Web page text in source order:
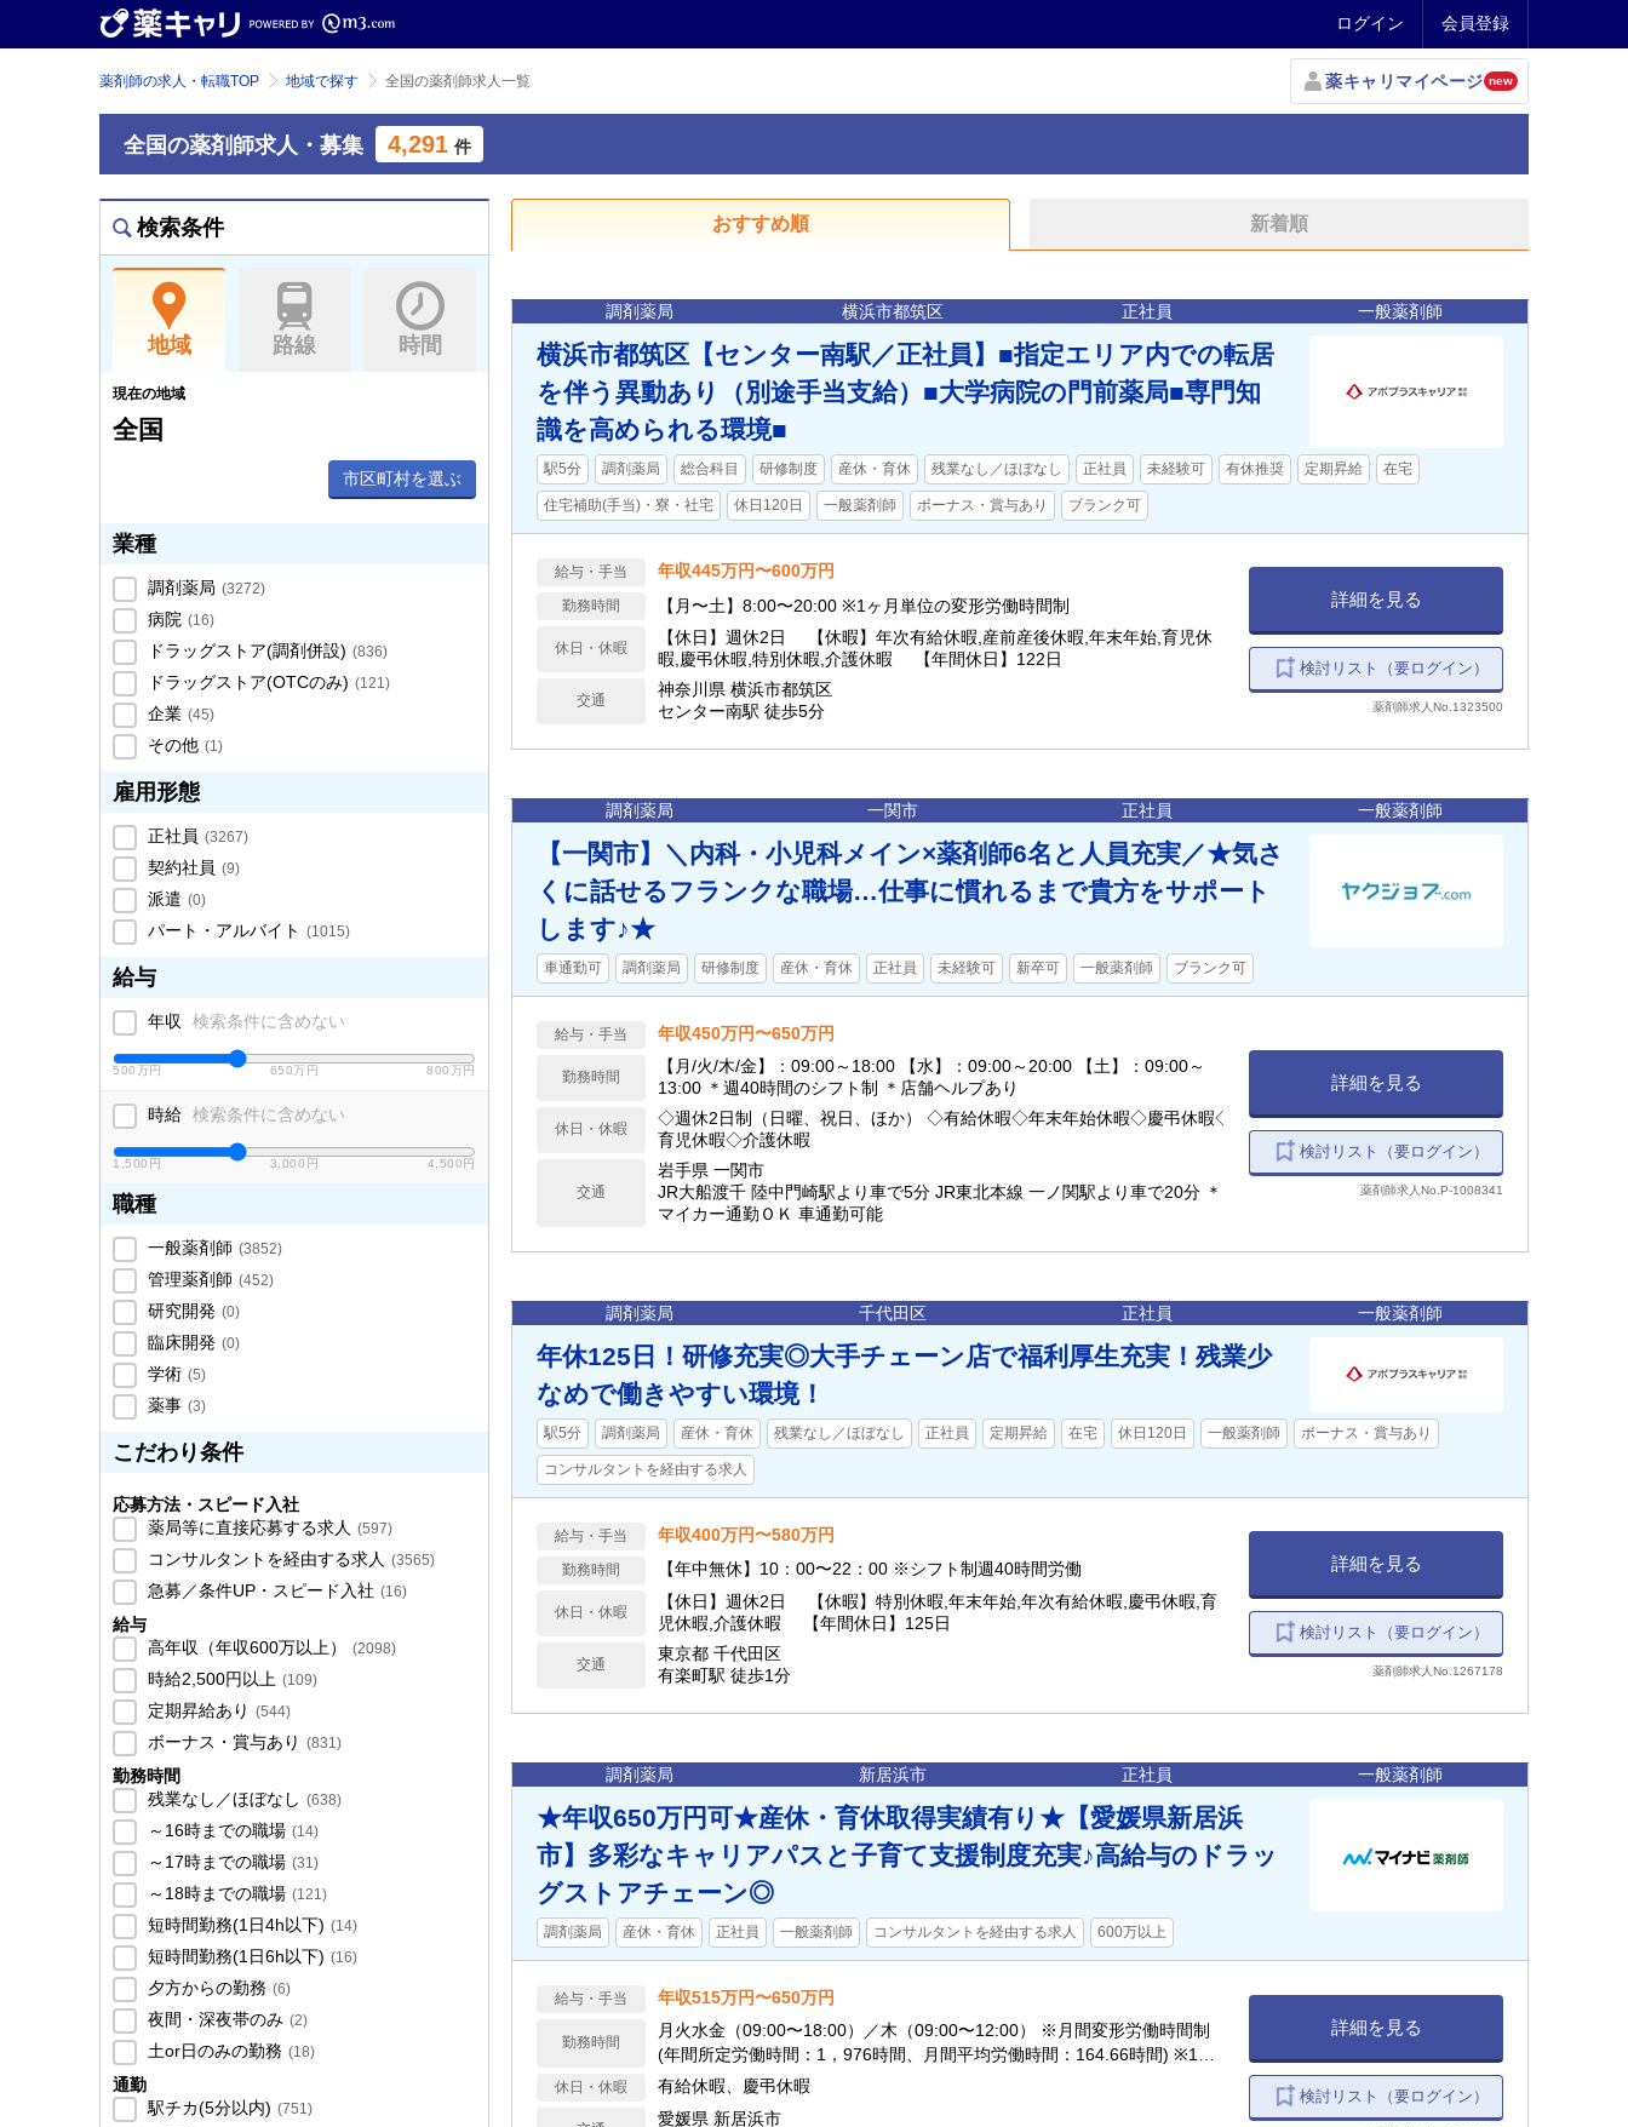
ログイン 会員登録
薬剤師の求人・転職TOP 地域で探す 全国の薬剤師求人一覧 薬キャリマイページ new
全国の薬剤師求人・募集 4,291 件
検索条件
地域 路線 時間
現在の地域
全国
市区町村を選ぶ
業種
調剤薬局 (3272)
病院 (16)
ドラッグストア(調剤併設) (836)
ドラッグストア(OTCのみ) (121)
企業 (45)
その他 (1)
雇用形態
正社員 (3267)
契約社員 (9)
派遣 (0)
パート・アルバイト (1015)
給与
年収 検索条件に含めない
500万円 650万円 800万円
時給 検索条件に含めない
1,500円 3,000円 4,500円
職種
一般薬剤師 (3852)
管理薬剤師 (452)
研究開発 (0)
臨床開発 (0)
学術 (5)
薬事 (3)
こだわり条件
応募方法・スピード入社
薬局等に直接応募する求人 (597)
コンサルタントを経由する求人 (3565)
急募／条件UP・スピード入社 (16)
給与
高年収（年収600万以上）
(2098)
時給2,500円以上 (109)
定期昇給あり (544)
ボーナス・賞与あり (831)
勤務時間
残業なし／ほぼなし (638)
～16時までの職場 (14)
～17時までの職場 (31)
～18時までの職場 (121)
短時間勤務(1日4h以下) (14)
短時間勤務(1日6h以下) (16)
夕方からの勤務 (6)
夜間・深夜帯のみ (2)
土or日のみの勤務 (18)
通勤
駅チカ(5分以内) (751)
おすすめ順 新着順
調剤薬局 横浜市都筑区 正社員 一般薬剤師
横浜市都筑区【センター南駅／正社員】■指定エリア内での転居
を伴う異動あり（別途手当支給）■大学病院の門前薬局■専門知
識を高められる環境■
駅5分 調剤薬局 総合科目 研修制度 産休・育休 残業なし／ほぼなし 正社員 未経験可 有休推奨 定期昇給 在宅
住宅補助(手当)・寮・社宅 休日120日 一般薬剤師 ボーナス・賞与あり ブランク可
給与・手当 年収445万円〜600万円
勤務時間 【月〜土】8:00〜20:00 ※1ヶ月単位の変形労働時間制
休日・休暇
【休日】週休2日 【休暇】年次有給休暇,産前産後休暇,年末年始,育児休
暇,慶弔休暇,特別休暇,介護休暇 【年間休日】122日
交通
神奈川県 横浜市都筑区
センター南駅 徒歩5分
詳細を見る
検討リスト（要ログイン）
薬剤師求人No.1323500
調剤薬局 一関市 正社員 一般薬剤師
【一関市】＼内科・小児科メイン×薬剤師6名と人員充実／★気さ
くに話せるフランクな職場…仕事に慣れるまで貴方をサポート
します♪★
車通勤可 調剤薬局 研修制度 産休・育休 正社員 未経験可 新卒可 一般薬剤師 ブランク可
給与・手当 年収450万円〜650万円
勤務時間
【月/火/木/金】：09:00～18:00 【水】：09:00～20:00 【土】：09:00～
13:00 ＊週40時間のシフト制 ＊店舗ヘルプあり
休日・休暇
◇週休2日制（日曜、祝日、ほか） ◇有給休暇◇年末年始休暇◇慶弔休暇◇
育児休暇◇介護休暇
交通
岩手県 一関市
JR大船渡千 陸中門崎駅より車で5分 JR東北本線 一ノ関駅より車で20分 ＊
マイカー通勤ＯＫ 車通勤可能
詳細を見る
検討リスト（要ログイン）
薬剤師求人No.P-1008341
調剤薬局 千代田区 正社員 一般薬剤師
年休125日！研修充実◎大手チェーン店で福利厚生充実！残業少
なめで働きやすい環境！
駅5分 調剤薬局 産休・育休 残業なし／ほぼなし 正社員 定期昇給 在宅 休日120日 一般薬剤師 ボーナス・賞与あり
コンサルタントを経由する求人
給与・手当 年収400万円〜580万円
勤務時間 【年中無休】10：00〜22：00 ※シフト制週40時間労働
休日・休暇
【休日】週休2日 【休暇】特別休暇,年末年始,年次有給休暇,慶弔休暇,育
児休暇,介護休暇 【年間休日】125日
交通
東京都 千代田区
有楽町駅 徒歩1分
詳細を見る
検討リスト（要ログイン）
薬剤師求人No.1267178
調剤薬局 新居浜市 正社員 一般薬剤師
★年収650万円可★産休・育休取得実績有り★【愛媛県新居浜
市】多彩なキャリアパスと子育て支援制度充実♪高給与のドラッ
グストアチェーン◎
調剤薬局 産休・育休 正社員 一般薬剤師 コンサルタントを経由する求人 600万以上
給与・手当 年収515万円〜650万円
勤務時間
月火水金（09:00〜18:00）／木（09:00〜12:00） ※月間変形労働時間制
(年間所定労働時間：1，976時間、月間平均労働時間：164.66時間) ※1日
4〜15時間の1時間単位で、日ごとに業務の繁閑に応じて勤務時間を設定し
ます。
休日・休暇 有給休暇、慶弔休暇
愛媛県 新居浜市
詳細を見る
検討リスト（要ログイン）